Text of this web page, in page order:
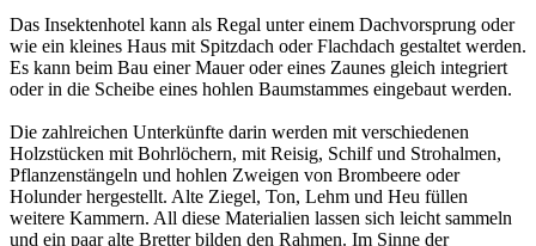
Das Insektenhotel kann als Regal unter einem Dachvorsprung oder
wie ein kleines Haus mit Spitzdach oder Flachdach gestaltet werden.
Es kann beim Bau einer Mauer oder eines Zaunes gleich integriert
oder in die Scheibe eines hohlen Baumstammes eingebaut werden.
Die zahlreichen Unterkünfte darin werden mit verschiedenen
Holzstücken mit Bohrlöchern, mit Reisig, Schilf und Strohalmen,
Pflanzenstängeln und hohlen Zweigen von Brombeere oder
Holunder hergestellt. Alte Ziegel, Ton, Lehm und Heu füllen
weitere Kammern. All diese Materialien lassen sich leicht sammeln
und ein paar alte Bretter bilden den Rahmen. Im Sinne der